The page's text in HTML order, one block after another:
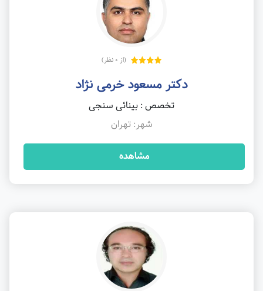
(از 0 نظر)
دکتر مسعود خرمی نژاد
تخصص : بینائی سنجی
شهر: تهران
مشاهده